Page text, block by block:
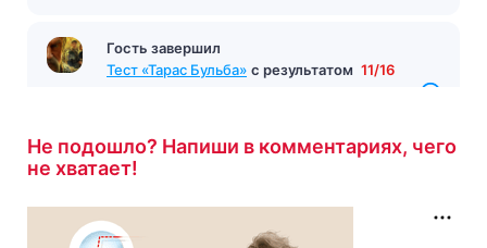
Гость завершил
Тест «Тарас Бульба» с результатом 11/16
Не подошло? Напиши в комментариях, чего
не хватает!